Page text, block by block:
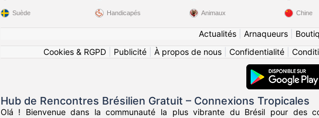
Suède Handicapés Animaux Chine
Actualités| Arnaqueurs|
Cookies & RGPD| Publicité| À propos de nous| Confidentialité|
Hub de Rencontres Brésilien Gratuit – Connexions Tropicales
Olá ! Bienvenue dans la communauté la plus vibrante du Brésil pour des